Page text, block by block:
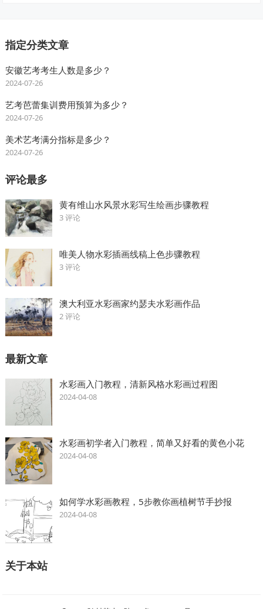
指定分类文章
安徽艺考考生人数是多少？
2024-07-26
艺考芭蕾集训费用预算为多少？
2024-07-26
美术艺考满分指标是多少？
2024-07-26
评论最多
黄有维山水风景水彩写生绘画步骤教程
3 评论
唯美人物水彩插画线稿上色步骤教程
3 评论
澳大利亚水彩画家约瑟夫水彩画作品
2 评论
最新文章
水彩画入门教程，清新风格水彩画过程图
2024-04-08
水彩画初学者入门教程，简单又好看的黄色小花
2024-04-08
如何学水彩画教程，5步教你画植树节手抄报
2024-04-08
关于本站